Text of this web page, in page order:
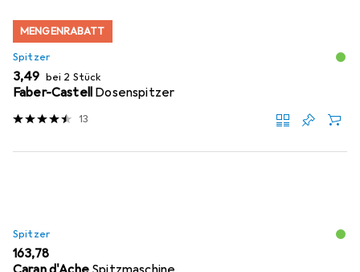
MENGENRABATT
Spitzer
EUR
3,49 bei 2 Stück
Faber-Castell Dosenspitzer
13
Spitzer
EUR
163,78